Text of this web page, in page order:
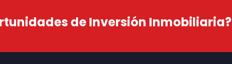
de Inversión Inmobiliaria?